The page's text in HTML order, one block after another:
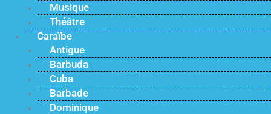
Musique
Théâtre
Caraïbe
Antigue
Barbuda
Cuba
Barbade
Dominique